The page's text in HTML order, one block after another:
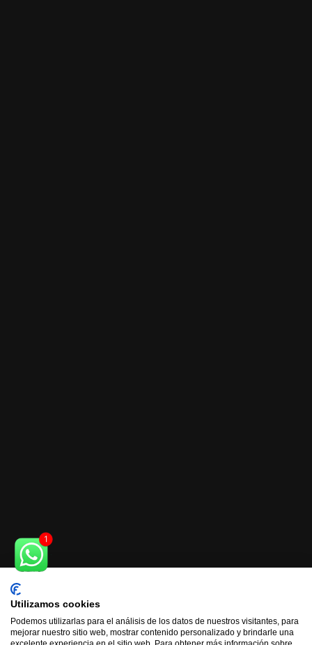
Utilizamos cookies
Podemos utilizarlas para el análisis de los datos de nuestros visitantes, para
mejorar nuestro sitio web, mostrar contenido personalizado y brindarle una